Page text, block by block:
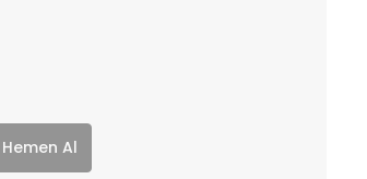
Hemen Al